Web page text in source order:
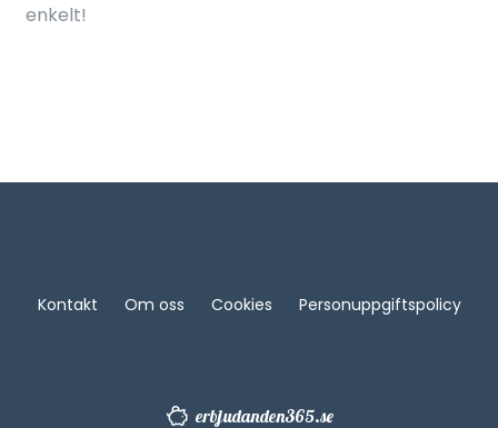
enkelt!
Kontakt Om oss Cookies Personuppgiftspolicy
erbjudanden365.se